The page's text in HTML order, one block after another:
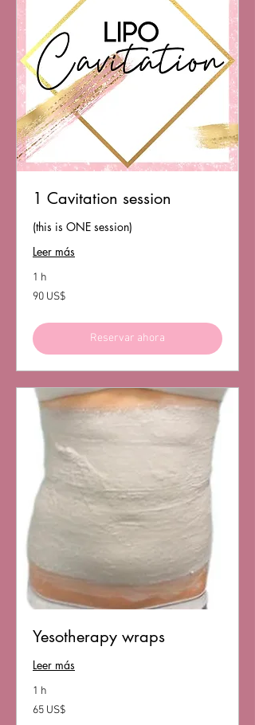
1 Cavitation session
(this is ONE session)
Leer más
1 h
90
dólares
90 US$
Reservar ahora
Yesotherapy wraps
Leer más
1 h
65
dólares
65 US$